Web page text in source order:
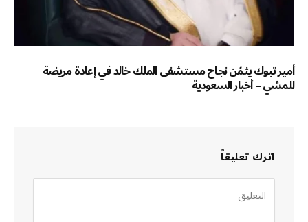
أمير تبوك يثمّن نجاح مستشفى الملك خالد في إعادة مريضة
للمشي – أخبار السعودية
اترك تعليقاً